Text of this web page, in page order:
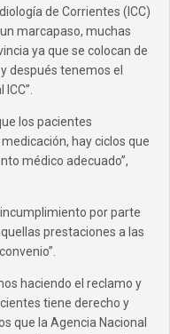
de Corrientes (ICC)
marcapaso, muchas
ya que se colocan de
después tenemos el
los pacientes
hay ciclos que
médico adecuado”,
por parte
prestaciones a las
haciendo el reclamo y
tiene derecho y
que la Agencia Nacional